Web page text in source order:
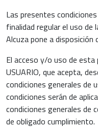
Las presentes
finalidad regular el uso de
Alcuza pone a disposición
El acceso y/o uso de esta
USUARIO, que acepta,
condiciones generales de
condiciones serán de
condiciones generales de
de obligado cumplimiento.